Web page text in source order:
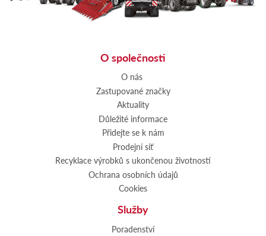
O společnosti
O nás
Zastupované značky
Aktuality
Důležité informace
Přidejte se k nám
Prodejní síť
Recyklace výrobků s ukončenou životností
Ochrana osobních údajů
Cookies
Služby
Poradenství